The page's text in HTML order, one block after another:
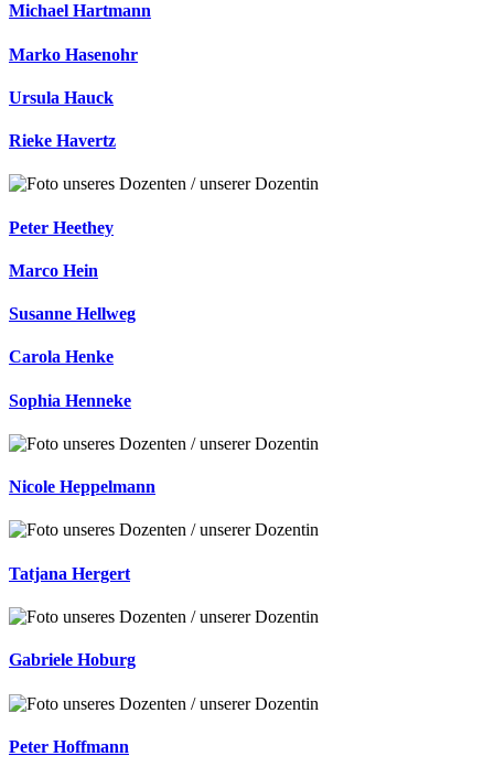
Michael Hartmann
Marko Hasenohr
Ursula Hauck
Rieke Havertz
Peter Heethey
Marco Hein
Susanne Hellweg
Carola Henke
Sophia Henneke
Nicole Heppelmann
Tatjana Hergert
Gabriele Hoburg
Peter Hoffmann